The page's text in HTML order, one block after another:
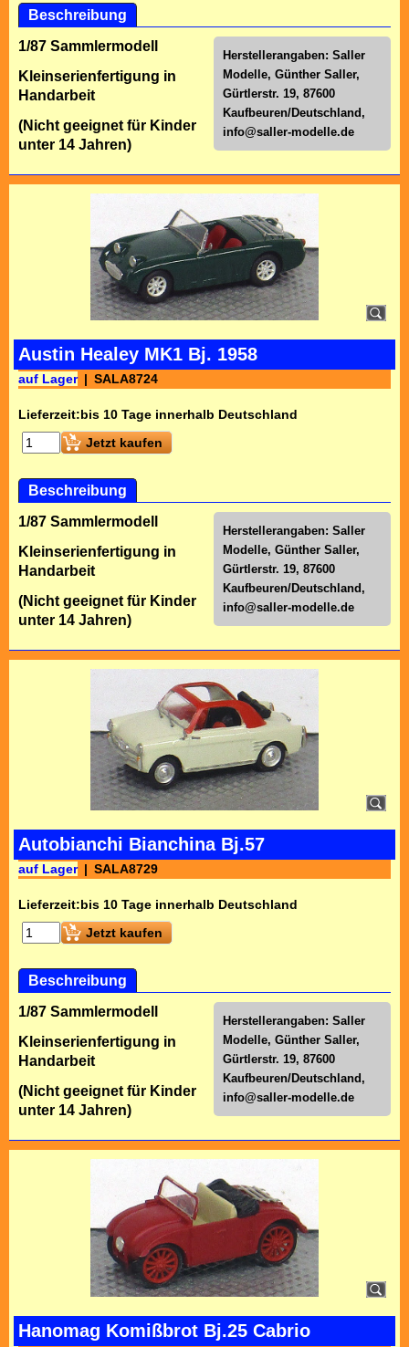
Beschreibung
Herstellerangaben: Saller
Modelle, Günther Saller,
Gürtlerstr. 19, 87600
Kaufbeuren/Deutschland,
info@saller-modelle.de
1/87 Sammlermodell
Kleinserienfertigung in
Handarbeit
(Nicht geeignet für Kinder
unter 14 Jahren)
Austin Healey MK1 Bj. 1958
auf Lager SALA8724
Lieferzeit:bis 10 Tage innerhalb Deutschland
Jetzt kaufen
Beschreibung
Herstellerangaben: Saller
Modelle, Günther Saller,
Gürtlerstr. 19, 87600
Kaufbeuren/Deutschland,
info@saller-modelle.de
1/87 Sammlermodell
Kleinserienfertigung in
Handarbeit
(Nicht geeignet für Kinder
unter 14 Jahren)
Autobianchi Bianchina Bj.57
auf Lager SALA8729
Lieferzeit:bis 10 Tage innerhalb Deutschland
Jetzt kaufen
Beschreibung
Herstellerangaben: Saller
Modelle, Günther Saller,
Gürtlerstr. 19, 87600
Kaufbeuren/Deutschland,
info@saller-modelle.de
1/87 Sammlermodell
Kleinserienfertigung in
Handarbeit
(Nicht geeignet für Kinder
unter 14 Jahren)
Hanomag Komißbrot Bj.25 Cabrio